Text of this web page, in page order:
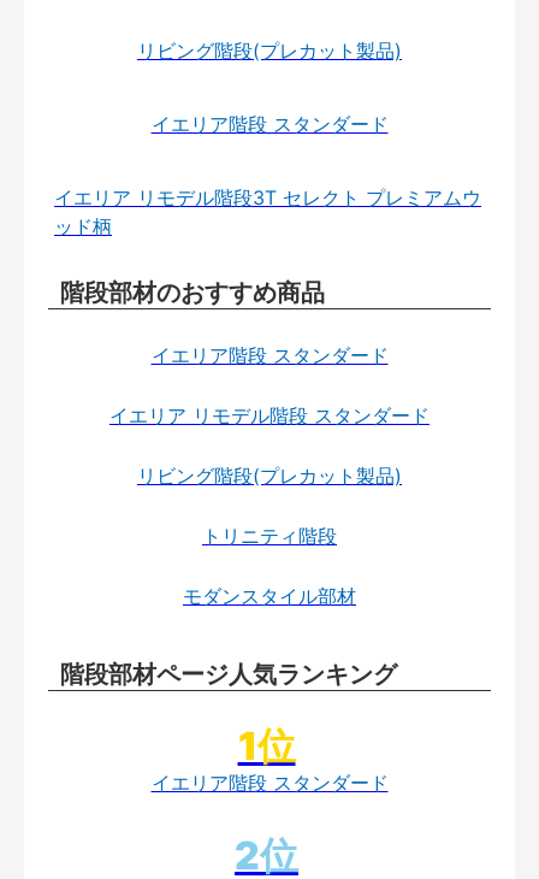
リビング階段(プレカット製品)
イエリア階段 スタンダード
イエリア リモデル階段3T セレクト プレミアムウ
ッド柄
階段部材のおすすめ商品
イエリア階段 スタンダード
イエリア リモデル階段 スタンダード
リビング階段(プレカット製品)
トリニティ階段
モダンスタイル部材
階段部材ページ人気ランキング
イエリア階段 スタンダード